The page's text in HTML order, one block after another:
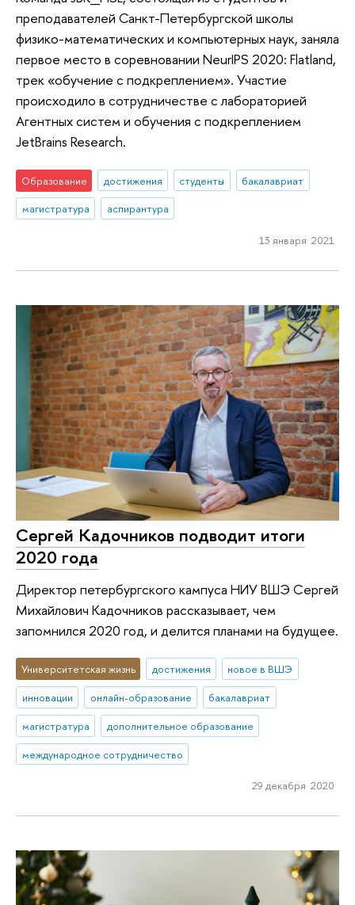
преподавателей Санкт-Петербургской школы
физико-математических и компьютерных наук, заняла
первое место в соревновании NeurIPS 2020: Flatland,
трек «обучение с подкреплением». Участие
происходило в сотрудничестве с лабораторией
Агентных систем и обучения с подкреплением
JetBrains Research.
Образование достижения студенты
бакалавриат
магистратура
аспирантура
13 января 2021
Сергей Кадочников подводит итоги
2020 года
Директор петербургского кампуса НИУ ВШЭ Сергей
Михайлович Кадочников рассказывает, чем
запомнился 2020 год, и делится планами на будущее.
Университетская жизнь достижения
новое в ВШЭ
инновации
онлайн-образование
бакалавриат
магистратура
дополнительное образование
международное сотрудничество
29 декабря 2020